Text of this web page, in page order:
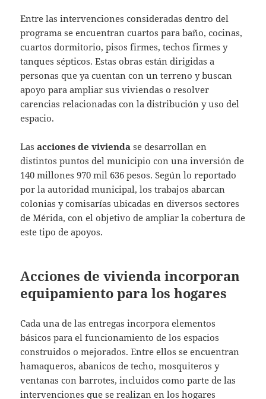
Entre las intervenciones consideradas dentro del
programa se encuentran cuartos para baño, cocinas,
cuartos dormitorio, pisos firmes, techos firmes y
tanques sépticos. Estas obras están dirigidas a
personas que ya cuentan con un terreno y buscan
apoyo para ampliar sus viviendas o resolver
carencias relacionadas con la distribución y uso del
espacio.
Lasacciones de vivienda se desarrollan en
distintos puntos del municipio con una inversión de
140 millones 970 mil 636 pesos. Según lo reportado
por la autoridad municipal, los trabajos abarcan
colonias y comisarías ubicadas en diversos sectores
de Mérida, con el objetivo de ampliar la cobertura de
este tipo de apoyos.
Acciones de vivienda incorporan
equipamiento para los hogares
Cada una de las entregas incorpora elementos
básicos para el funcionamiento de los espacios
construidos o mejorados. Entre ellos se encuentran
hamaqueros, abanicos de techo, mosquiteros y
ventanas con barrotes, incluidos como parte de las
intervenciones que se realizan en los hogares